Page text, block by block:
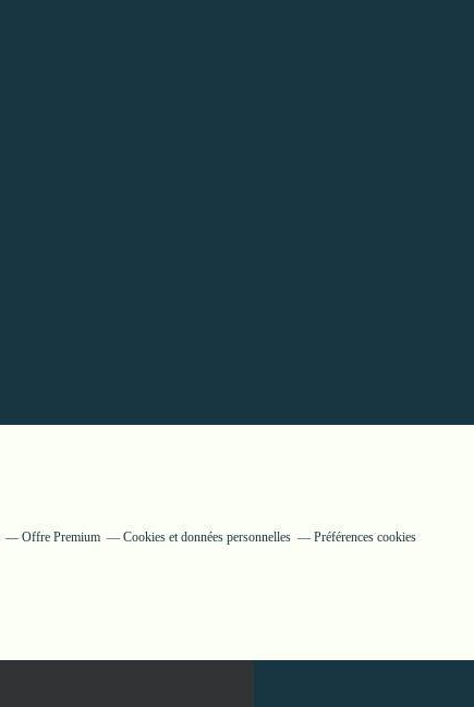
Offre Premium Cookies et données personnelles Préférences cookies